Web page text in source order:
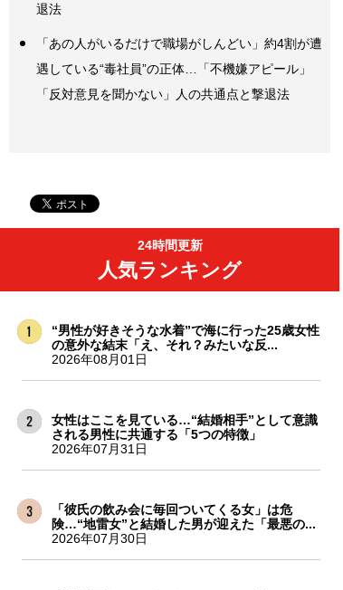
退法
「あの人がいるだけで職場がしんどい」約4割が遭
遇している“毒社員”の正体…「不機嫌アピール」
「反対意見を聞かない」人の共通点と撃退法
24時間更新
人気ランキング
“男性が好きそうな水着”で海に行った25歳女性
の意外な結末「え、それ？みたいな反...
2026年08月01日
女性はここを見ている…“結婚相手”として意識
される男性に共通する「5つの特徴」
2026年07月31日
「彼氏の飲み会に毎回ついてくる女」は危
険…“地雷女”と結婚した男が迎えた「最悪の...
2026年07月30日